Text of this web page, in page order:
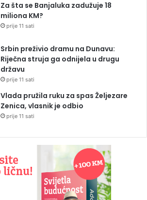
Za šta se Banjaluka zadužuje 18
miliona KM?
prije 11 sati
Srbin preživio dramu na Dunavu:
Riječna struja ga odnijela u drugu
državu
prije 11 sati
Vlada pružila ruku za spas Željezare
Zenica, vlasnik je odbio
prije 11 sati